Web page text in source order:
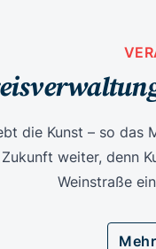
die Kunst – so das
weiter, denn
Weinstraße